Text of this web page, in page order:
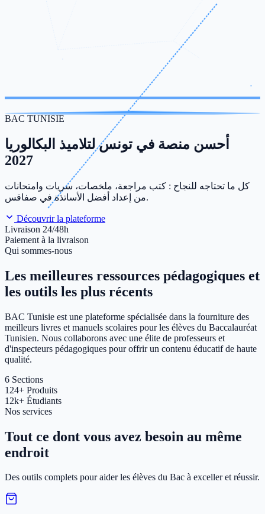
BAC TUNISIE
أحسن منصة في تونس لتلاميذ البكالوريا
2027
كل ما تحتاجه للنجاح : كتب مراجعة، ملخصات، سريات وامتحانات
من إعداد أفضل الأساتذة في صفاقس.
Découvrir la plateforme
Livraison 24/48h
Paiement à la livraison
Qui sommes-nous
Les meilleures ressources pédagogiques et
les outils les plus récents
BAC Tunisie est une plateforme spécialisée dans la fourniture des
meilleurs livres et manuels scolaires pour les élèves du Baccalauréat
Tunisien. Nous collaborons avec une élite de professeurs et
d'inspecteurs pédagogiques pour offrir un contenu éducatif de haute
qualité.
6 Sections
124+ Produits
12k+ Étudiants
Nos services
Tout ce dont vous avez besoin au même
endroit
Des outils complets pour aider les élèves du Bac à exceller et réussir.